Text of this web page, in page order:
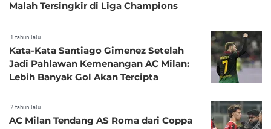
Malah Tersingkir di Liga Champions
1 tahun lalu
Kata-Kata Santiago Gimenez Setelah
Jadi Pahlawan Kemenangan AC Milan:
Lebih Banyak Gol Akan Tercipta
2 tahun lalu
AC Milan Tendang AS Roma dari Coppa